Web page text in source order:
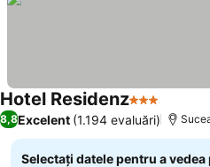
Hotel Residenz3 Stele
8,8Excelent (1.194 evaluări)
Selectați datele pentru a